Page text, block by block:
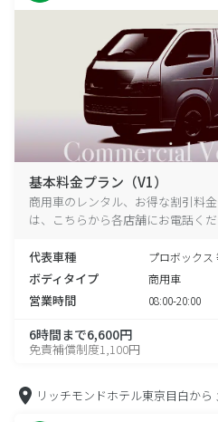
基本料金プラン（V1）
商用車のレンタル、お得な割引料
は、こちらから各店舗にお電話くだ
代表車種 プロボックス
ボディタイプ 商用車
営業時間 08:00-20:00
6時間まで6,600円
免責補償制度1,100円
リッチモンドホテル東京目白から